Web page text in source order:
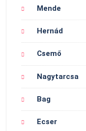
Mende
Hernád
Csemő
Nagytarcsa
Bag
Ecser